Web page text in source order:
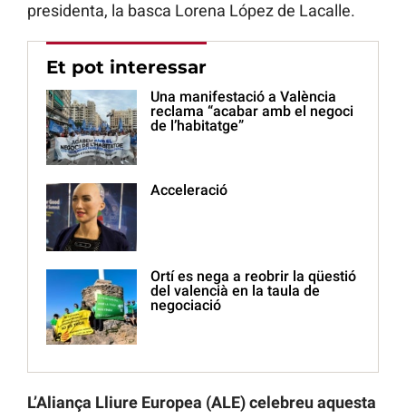
presidenta, la basca Lorena López de Lacalle.
Et pot interessar
Una manifestació a València
reclama “acabar amb el negoci
de l’habitatge”
Acceleració
Ortí es nega a reobrir la qüestió
del valencià en la taula de
negociació
L’Aliança Lliure Europea (ALE) celebreu aquesta